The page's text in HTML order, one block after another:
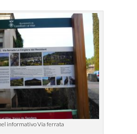
informativo Vía ferrata